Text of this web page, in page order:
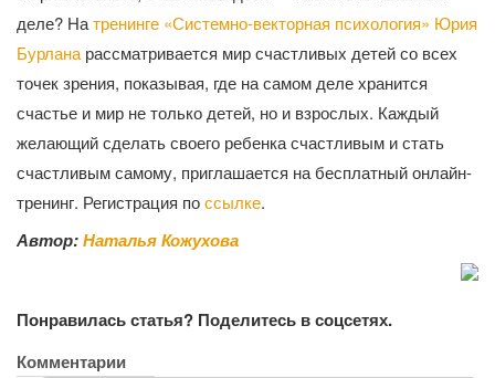
деле? Натренинге «Системно-векторная психология» Юрия
Бурланарассматривается мир счастливых детей со всех
точек зрения, показывая, где на самом деле хранится
счастье и мир не только детей, но и взрослых. Каждый
желающий сделать своего ребенка счастливым и стать
счастливым самому, приглашается на бесплатный онлайн-
тренинг. Регистрация поссылке.
Автор:Наталья Кожухова
Понравилась статья? Поделитесь в соцсетях.
Комментарии